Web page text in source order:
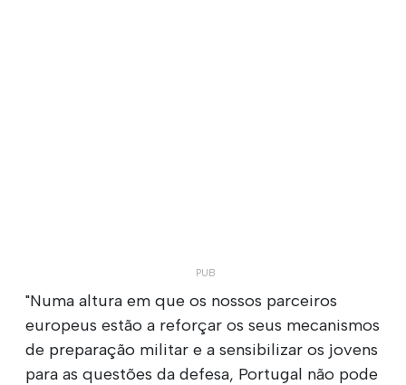
"Numa altura em que os nossos parceiros
europeus estão a reforçar os seus mecanismos
de preparação militar e a sensibilizar os jovens
para as questões da defesa, Portugal não pode